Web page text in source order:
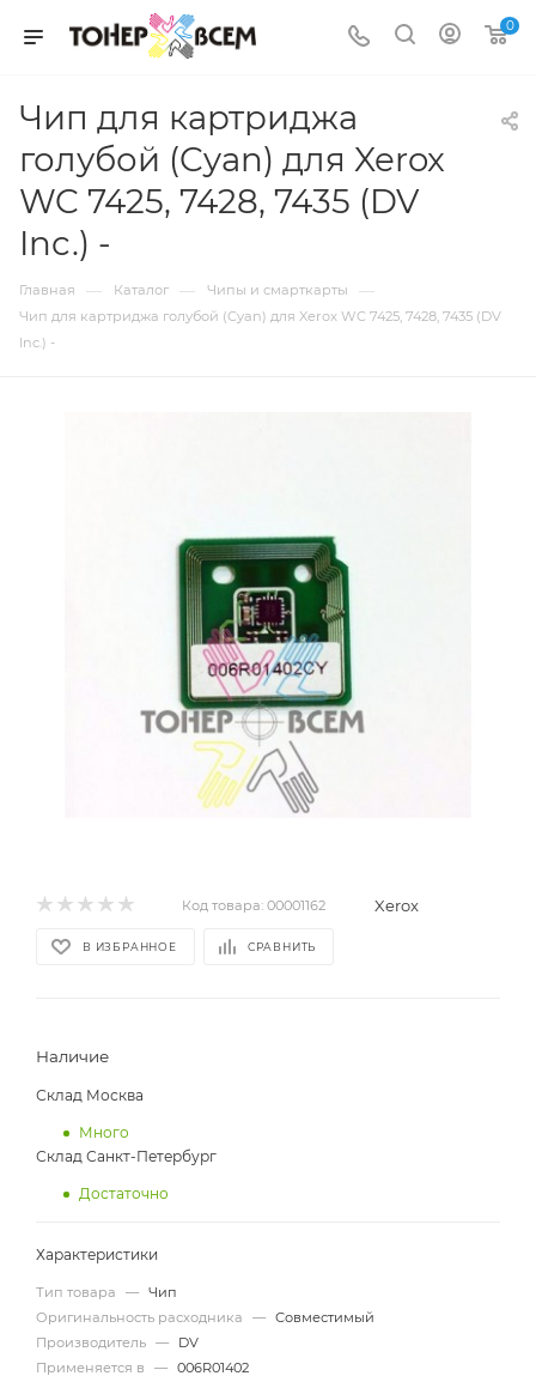
0
Чип для картриджа
голубой (Cyan) для Xerox
WC 7425, 7428, 7435 (DV
Inc.) -
Главная — Каталог — Чипы и смарткарты —
Чип для картриджа голубой (Cyan) для Xerox WC 7425, 7428, 7435 (DV
Inc.) -
Код товара: 00001162 Xerox
В ИЗБРАННОЕ СРАВНИТЬ
Наличие
Склад Москва
Много
Склад Санкт-Петербург
Достаточно
Характеристики
Тип товара — Чип
Оригинальность расходника
— Совместимый
Производитель —
DV
Применяется в
— 006R01402